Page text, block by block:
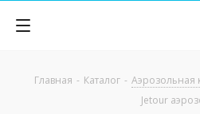
Главная - Каталог - Аэрозольная
Jetour